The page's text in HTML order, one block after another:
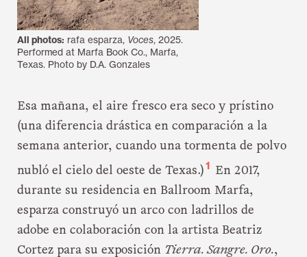
All photos: rafa esparza, Voces, 2025.
Performed at Marfa Book Co., Marfa,
Texas. Photo by D.A. Gonzales
Esa mañana, el aire fresco era seco y prístino
(una diferencia drástica en comparación a la
semana anterior, cuando una tormenta de polvo
nubló el cielo del oeste de Texas.)1 En 2017,
durante su residencia en Ballroom Marfa,
esparza construyó un arco con ladrillos de
adobe en colaboración con la artista Beatriz
Cortez para su exposición Tierra. Sangre. Oro.,